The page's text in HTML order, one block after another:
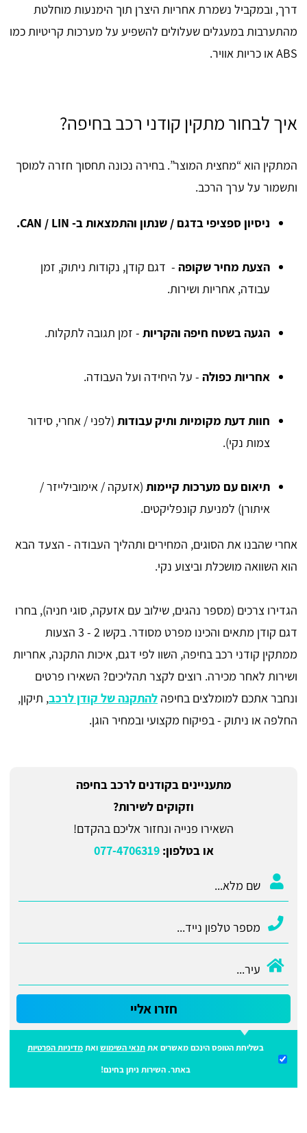
דרך, ובמקביל נשמרת אחריות היצרן תוך הימנעות מוחלטת
מהתערבות במעגלים שעלולים להשפיע על מערכות קריטיות כמו
ABS או כריות אוויר.
איך לבחור מתקין קודני רכב בחיפה?
המתקין הוא “מחצית המוצר”. בחירה נכונה תחסוך חזרה למוסך
ותשמור על ערך הרכב.
ניסיון ספציפי בדגם / שנתון והתמצאות ב- CAN / LIN.
הצעת מחיר שקופה - דגם קודן, נקודות ניתוק, זמן
עבודה, אחריות ושירות.
הגעה בשטח חיפה והקריות - זמן תגובה לתקלות.
אחריות כפולה - על היחידה ועל העבודה.
חוות דעת מקומיות ותיק עבודות (לפני / אחרי, סידור
צמות נקי).
תיאום עם מערכות קיימות (אזעקה / אימובילייזר /
איתורן) למניעת קונפליקטים.
אחרי שהבנו את הסוגים, המחירים ותהליך העבודה - הצעד הבא
הוא השוואה מושכלת וביצוע נקי.
הגדירו צרכים (מספר נהגים, שילוב עם אזעקה, סוגי חניה), בחרו
דגם קודן מתאים והכינו מפרט מסודר. בקשו 2 - 3 הצעות
ממתקין קודני רכב בחיפה, השוו לפי דגם, איכות התקנה, אחריות
ושירות לאחר מכירה. רוצים לקצר תהליכים? השאירו פרטים
ונחבר אתכם למומלצים בחיפה להתקנה של קודן לרכב, תיקון,
החלפה או ניתוק - בפיקוח מקצועי ובמחיר הוגן.
מתעניינים בקודנים לרכב בחיפה
וזקוקים לשירות?
השאירו פנייה ונחזור אליכם בהקדם!
או בטלפון:077-4706319
חזרו אליי
בשליחת הטופס הינכם מאשרים אתתנאי השימושואתמדיניות הפרטיות
באתר. השירות ניתן בחינם!